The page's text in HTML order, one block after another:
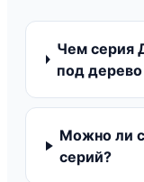
Чем серия
под дерево
Можно ли
серий?